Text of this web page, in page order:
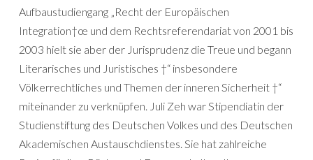
Aufbaustudiengang „Recht der Europäischen
Integration†œ und dem Rechtsreferendariat von 2001 bis
2003 hielt sie aber der Jurisprudenz die Treue und begann
Literarisches und Juristisches †“ insbesondere
Völkerrechtliches und Themen der inneren Sicherheit †“
miteinander zu verknüpfen. Juli Zeh war Stipendiatin der
Studienstiftung des Deutschen Volkes und des Deutschen
Akademischen Austauschdienstes. Sie hat zahlreiche